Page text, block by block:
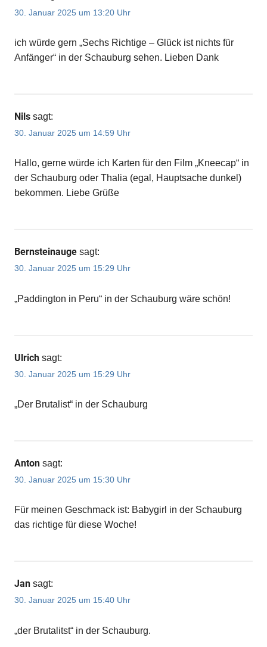
30. Januar 2025 um 13:20 Uhr
ich würde gern „Sechs Richtige – Glück ist nichts für
Anfänger“ in der Schauburg sehen. Lieben Dank
Nils sagt:
30. Januar 2025 um 14:59 Uhr
Hallo, gerne würde ich Karten für den Film „Kneecap“ in
der Schauburg oder Thalia (egal, Hauptsache dunkel)
bekommen. Liebe Grüße
Bernsteinauge sagt:
30. Januar 2025 um 15:29 Uhr
„Paddington in Peru“ in der Schauburg wäre schön!
Ulrich sagt:
30. Januar 2025 um 15:29 Uhr
„Der Brutalist“ in der Schauburg
Anton sagt:
30. Januar 2025 um 15:30 Uhr
Für meinen Geschmack ist: Babygirl in der Schauburg
das richtige für diese Woche!
Jan sagt:
30. Januar 2025 um 15:40 Uhr
„der Brutalitst“ in der Schauburg.